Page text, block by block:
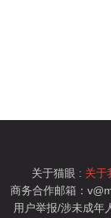
关于猫眼 : 关于
商务合作邮箱：
用户举报/涉未成年